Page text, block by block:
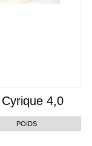
Cyrique 4,0
POIDS